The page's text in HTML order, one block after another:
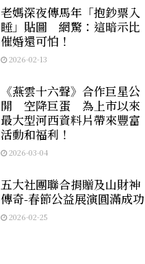
老媽深夜傳馬年「抱鈔票入
睡」貼圖 網驚：這暗示比
催婚還可怕！
2026-02-13
《燕雲十六聲》合作巨星公
開 空降巨蛋 為上市以來
最大型河西資料片帶來豐富
活動和福利！
2026-03-04
五大社團聯合捐贈及山財神
傳奇-春節公益展演圓滿成功
2026-02-25